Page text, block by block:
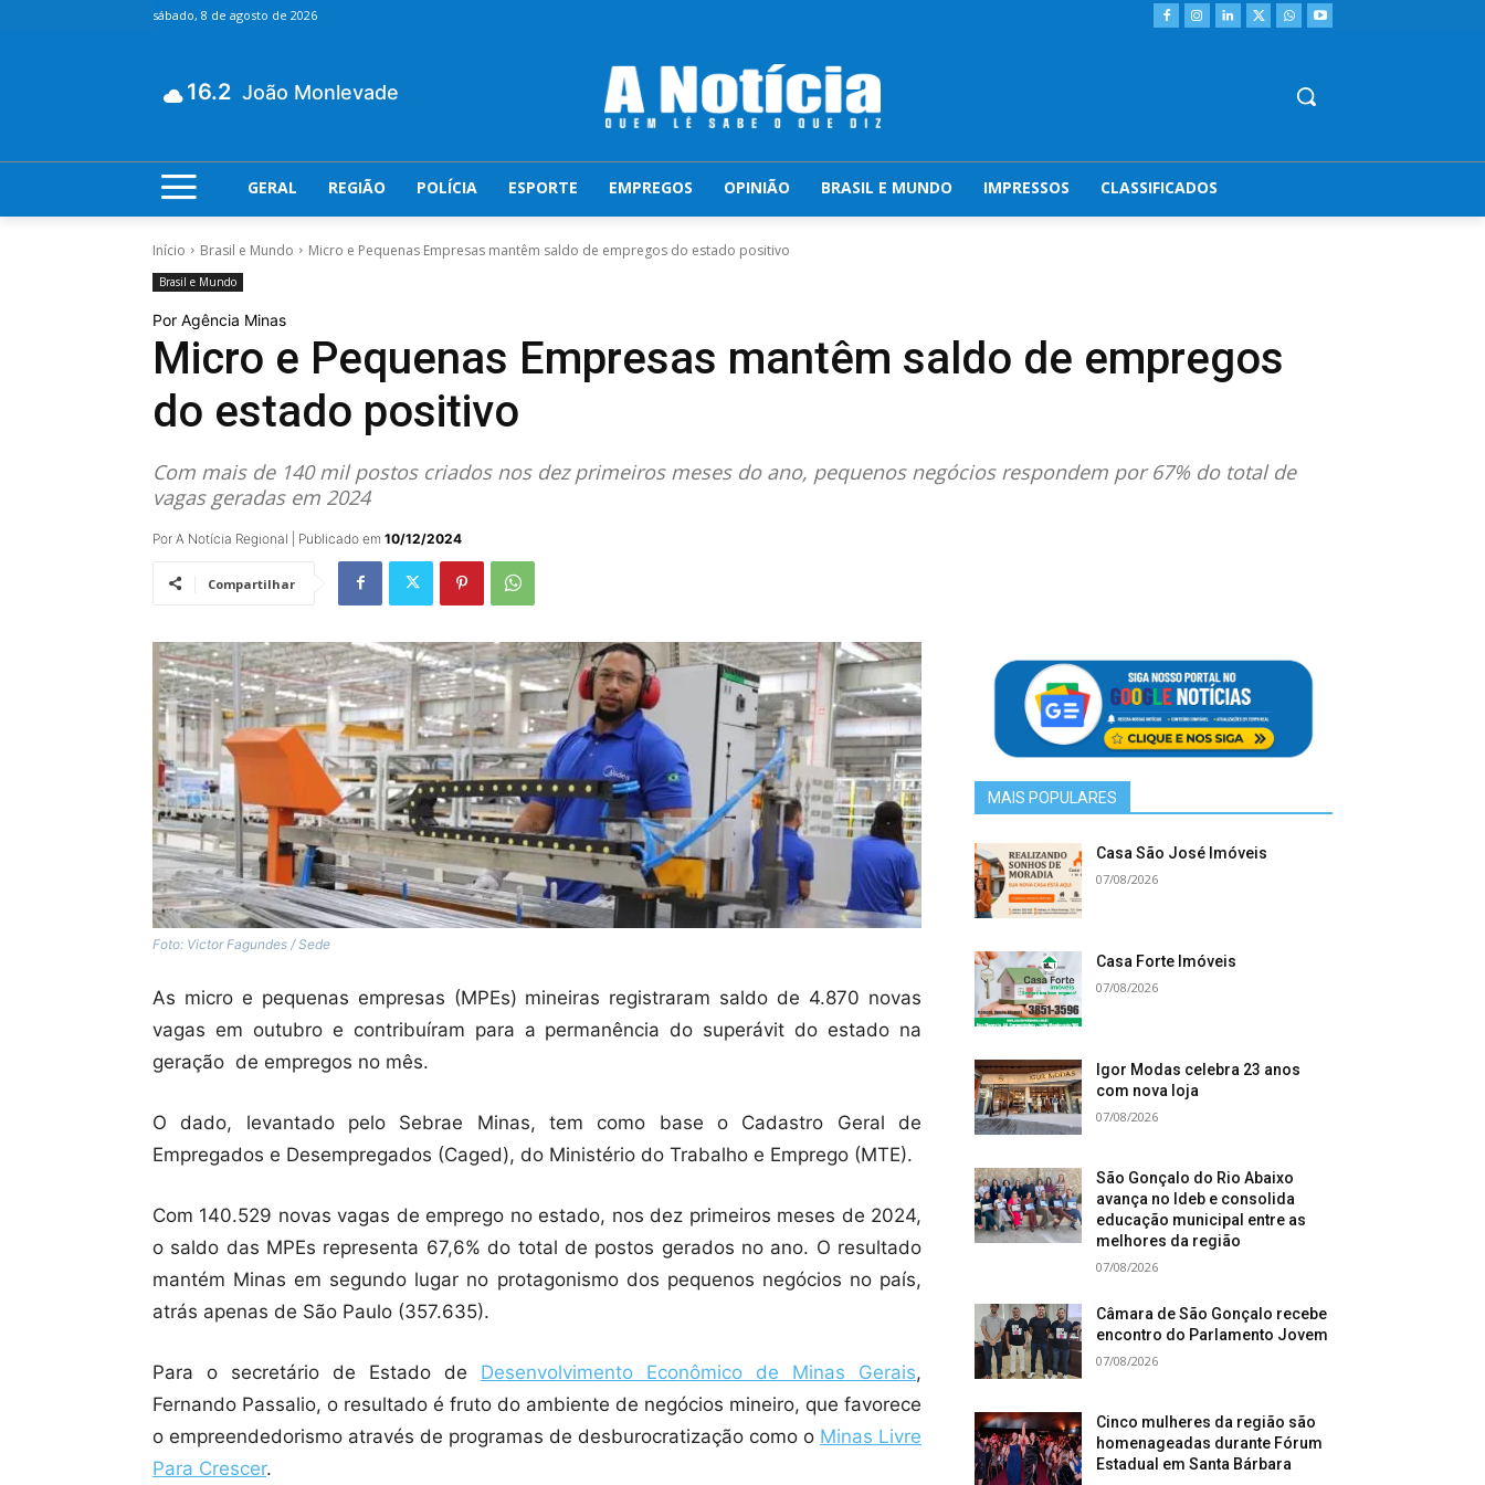
sábado, 8 de agosto de 2026
16.2 João Monlevade
GERAL REGIÃO POLÍCIA ESPORTE EMPREGOS OPINIÃO BRASIL E MUNDO IMPRESSOS CLASSIFICADOS
Início Brasil e Mundo Micro e Pequenas Empresas mantêm saldo de empregos do estado positivo
Brasil e Mundo
Por Agência Minas
Micro e Pequenas Empresas mantêm saldo de empregos
do estado positivo
Com mais de 140 mil postos criados nos dez primeiros meses do ano, pequenos negócios respondem por 67% do total de
vagas geradas em 2024
Por A Notícia Regional | Publicado em 10/12/2024
Compartilhar
Foto: Victor Fagundes / Sede
As micro e pequenas empresas (MPEs) mineiras registraram saldo de 4.870 novas
vagas em outubro e contribuíram para a permanência do superávit do estado na
geração de empregos no mês.
O dado, levantado pelo Sebrae Minas, tem como base o Cadastro Geral de
Empregados e Desempregados (Caged), do Ministério do Trabalho e Emprego (MTE).
Com 140.529 novas vagas de emprego no estado, nos dez primeiros meses de 2024,
o saldo das MPEs representa 67,6% do total de postos gerados no ano. O resultado
mantém Minas em segundo lugar no protagonismo dos pequenos negócios no país,
atrás apenas de São Paulo (357.635).
Para o secretário de Estado de Desenvolvimento Econômico de Minas Gerais,
Fernando Passalio, o resultado é fruto do ambiente de negócios mineiro, que favorece
o empreendedorismo através de programas de desburocratização como o Minas Livre
Para Crescer.
MAIS POPULARES
Casa São José Imóveis
07/08/2026
Casa Forte Imóveis
07/08/2026
Igor Modas celebra 23 anos
com nova loja
07/08/2026
São Gonçalo do Rio Abaixo
avança no Ideb e consolida
educação municipal entre as
melhores da região
07/08/2026
Câmara de São Gonçalo recebe
encontro do Parlamento Jovem
07/08/2026
Cinco mulheres da região são
homenageadas durante Fórum
Estadual em Santa Bárbara